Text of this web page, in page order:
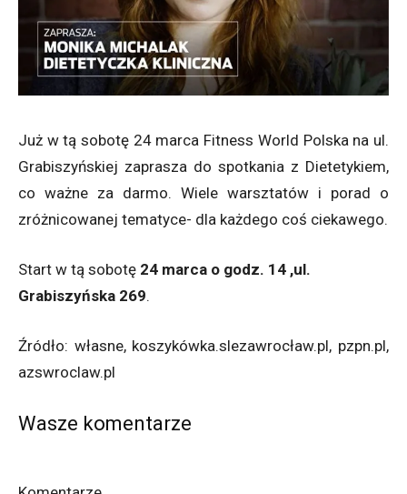
Już w tą sobotę 24 marca Fitness World Polska na ul.
Grabiszyńskiej zaprasza do spotkania z Dietetykiem,
co ważne za darmo. Wiele warsztatów i porad o
zróżnicowanej tematyce- dla każdego coś ciekawego.
Start w tą sobotę 24 marca o godz. 14 ,ul.
Grabiszyńska 269.
Źródło: własne, koszykówka.slezawrocław.pl, pzpn.pl,
azswroclaw.pl
Wasze komentarze